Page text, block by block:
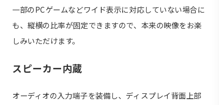
一部のPCゲームなどワイド表示に対応していない場合に
も、縦横の比率が固定できますので、本来の映像をお楽
しみいただけます。
スピーカー内蔵
オーディオの入力端子を装備し、ディスプレイ背面上部